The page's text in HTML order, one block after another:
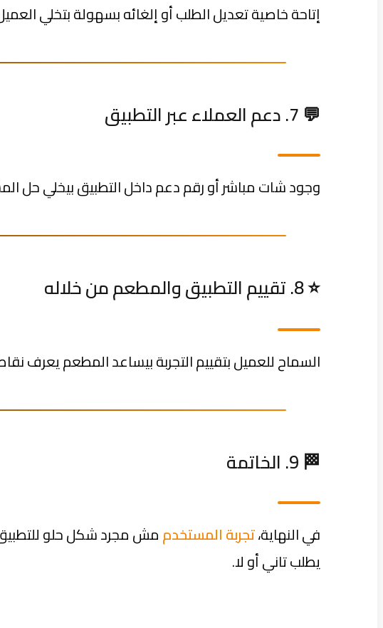
إتاحة خاصية تعديل الطلب أو إلغائه بسهولة بتخلي
💬 7. دعم العملاء عبر التطبيق
وجود شات مباشر أو رقم دعم داخل التطبيق بيخلي حل
⭐ 8. تقييم التطبيق والمطعم من خلاله
السماح للعميل بتقييم التجربة بيساعد المطعم يعرف
🏁 9. الخاتمة
في النهاية،تجربة المستخدممش مجرد شكل حلو
يطلب تاني أو لا.